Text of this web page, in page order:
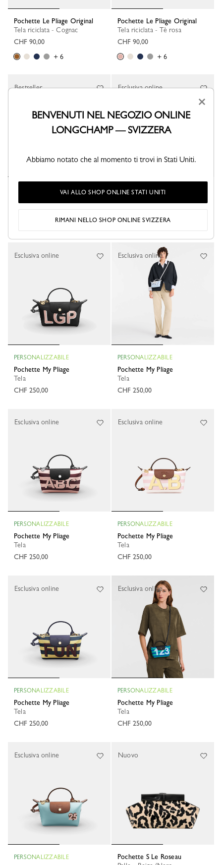
Pochette Le Pliage Original
Tela riciclata - Cognac
CHF 90,00
+ 6
Pochette Le Pliage Original
Tela riciclata - Tè rosa
CHF 90,00
+ 6
Pochette Le Pliage Original
+ 6
Bestseller
PERSONALIZZABILE
CHF 250,00
Esclusiva online
PERSONALIZZABILE
Pochette My Pliage
Tela
CHF 250,00
Esclusiva online
PERSONALIZZABILE
Pochette My Pliage
Tela
CHF 250,00
Esclusiva online
PERSONALIZZABILE
Pochette My Pliage
Tela
CHF 250,00
Esclusiva online
PERSONALIZZABILE
Pochette My Pliage
Tela
CHF 250,00
Esclusiva online
PERSONALIZZABILE
Pochette My Pliage
Tela
CHF 250,00
Esclusiva online
PERSONALIZZABILE
Pochette My Pliage
Tela
CHF 250,00
Esclusiva online
PERSONALIZZABILE
Esclusiva online
Pochette S Le Roseau
Nuovo
×
BENVENUTI NEL NEGOZIO ONLINE
LONGCHAMP — SVIZZERA
Abbiamo notato che al momento ti trovi in Stati Uniti.
VAI ALLO SHOP ONLINE STATI UNITI
RIMANI NELLO SHOP ONLINE SVIZZERA